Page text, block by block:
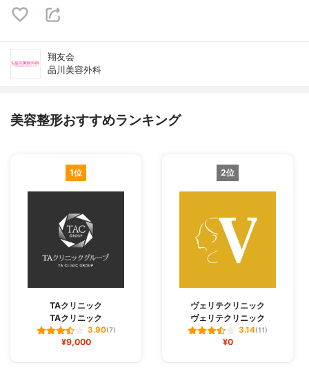
翔友会
品川美容外科
美容整形おすすめランキング
1位
TAクリニック
TAクリニック
3.90(7)
¥9,000
2位
ヴェリテクリニック
ヴェリテクリニック
3.14(11)
¥0